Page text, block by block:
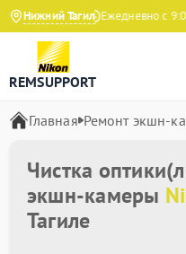
Нижний Тагил
4.9 на Яндекс Ежедневно с 9:00
REMSUPPORT
Главная Ремонт экшн-
Чистка
экшн-камеры
Тагиле